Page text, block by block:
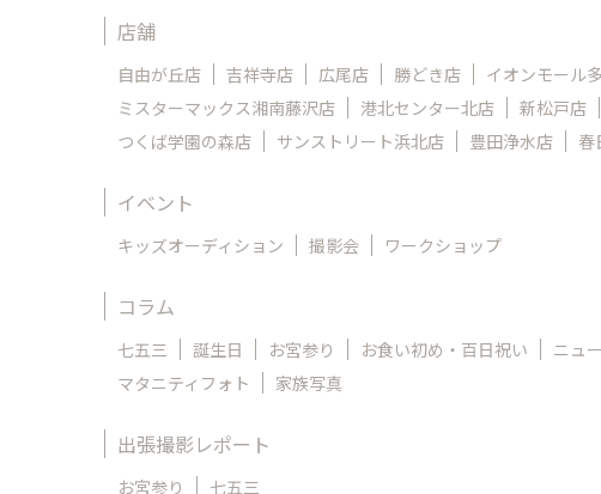
店舗
自由が丘店 吉祥寺店 広尾店 勝どき店 イオンモール
ミスターマックス湘南藤沢店
港北センター北店 新松戸店
つくば学園の森店
サンストリート浜北店 豊田浄水店 春
イベント
キッズオーディション 撮影会 ワークショップ
コラム
七五三 誕生日 お宮参り お食い初め・百日祝い ニュ
マタニティフォト
家族写真
出張撮影レポート
お宮参り 七五三